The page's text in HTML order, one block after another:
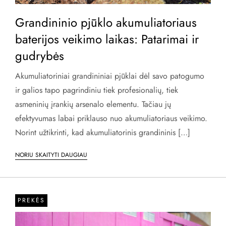
Grandininio pjūklo akumuliatoriaus
baterijos veikimo laikas: Patarimai ir
gudrybės
Akumuliatoriniai grandininiai pjūklai dėl savo patogumo
ir galios tapo pagrindiniu tiek profesionalių, tiek
asmeninių įrankių arsenalo elementu. Tačiau jų
efektyvumas labai priklauso nuo akumuliatoriaus veikimo.
Norint užtikrinti, kad akumuliatorinis grandininis […]
NORIU SKAITYTI DAUGIAU
PREKĖS